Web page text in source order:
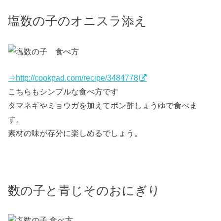
塩数の子のオニスラ添え
⇒http://cookpad.com/recipe/3484778
こちらもシンプルな食べ方です
タマネギやミョウガを加えてポン酢しょうゆで食べま
す。
素材の味が存分に楽しめるでしょう。
数の子と青じそのおにぎり